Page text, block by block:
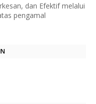
dan Efektif melalui
pengamal